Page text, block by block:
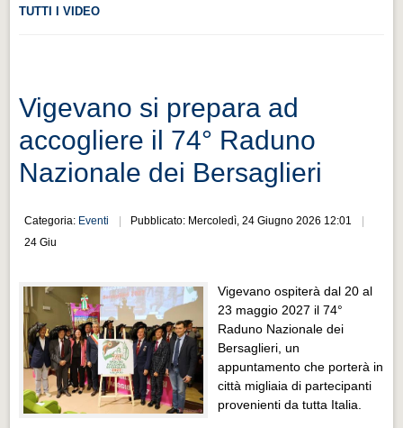
CITTÀ
Guida turistica rapida
Musica e teatro
Musica e teatro
Distretto industriale
Muoversi a Vigevano
Cultura e turismo 4.0
Cultura e turismo 4.0
PROGETTI
PROGETTI
TUTTI I VIDEO
Vigevano si prepara ad
accogliere il 74° Raduno
Nazionale dei Bersaglieri
Categoria: Eventi
Pubblicato: Mercoledì, 24 Giugno 2026 12:01
24 Giu
Vigevano ospiterà dal 20 al
23 maggio 2027 il 74°
Raduno Nazionale dei
Bersaglieri, un
appuntamento che porterà in
città migliaia di partecipanti
provenienti da tutta Italia.